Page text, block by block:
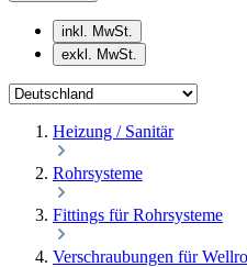
inkl. MwSt.
exkl. MwSt.
Heizung / Sanitär
Rohrsysteme
Fittings für Rohrsysteme
Verschraubungen für